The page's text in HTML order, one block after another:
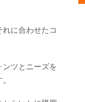
に合わせたコ
ツとニーズを